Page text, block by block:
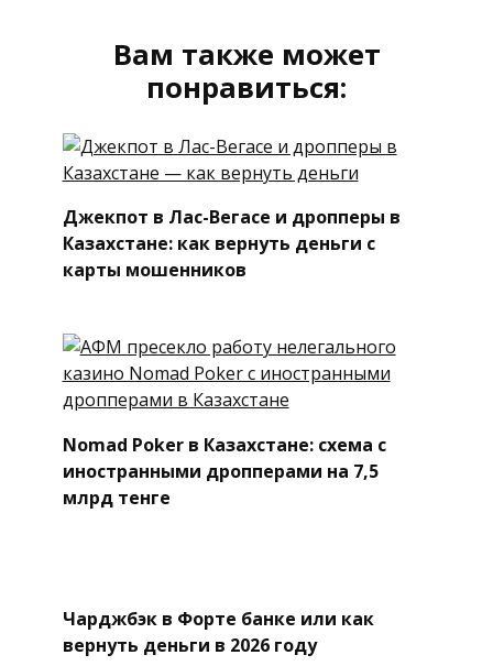
Вам также может
понравиться:
Джекпот в Лас-Вегасе и дропперы в
Казахстане: как вернуть деньги с
карты мошенников
Nomad Poker в Казахстане: схема с
иностранными дропперами на 7,5
млрд тенге
Чарджбэк в Форте банке или как
вернуть деньги в 2026 году